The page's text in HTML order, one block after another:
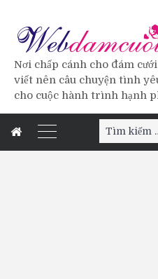
Nơi chấp cánh cho đám
viết nên câu chuyện tình
cho cuộc hành trình hạnh
Tìm
kiếm: